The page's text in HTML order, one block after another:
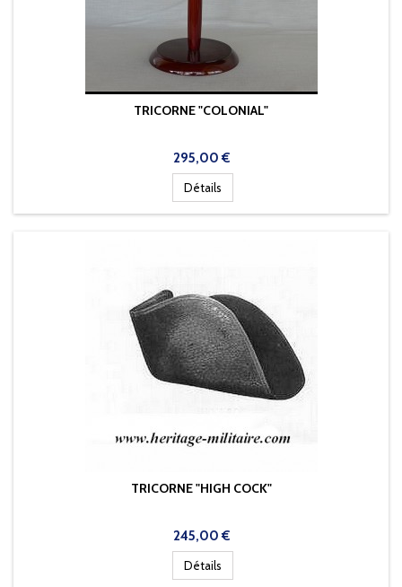
TRICORNE "COLONIAL"
Prix
295,00 €
Détails
TRICORNE "HIGH COCK"
Prix
245,00 €
Détails